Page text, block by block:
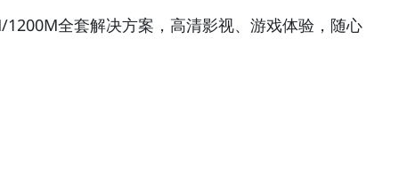
全套解决方案，高清影视、游戏体验，随心